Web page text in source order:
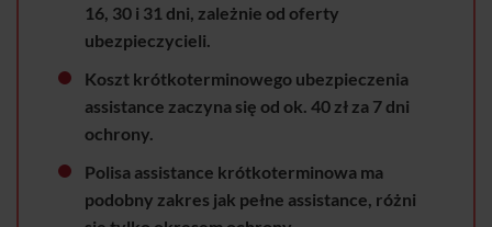
16, 30 i 31 dni, zależnie od oferty
ubezpieczycieli.
Koszt krótkoterminowego ubezpieczenia
assistance zaczyna się od ok. 40 zł za 7 dni
ochrony.
Polisa assistance krótkoterminowa ma
podobny zakres jak pełne assistance, różni